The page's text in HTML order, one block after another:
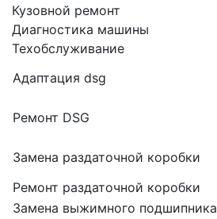
Кузовной ремонт
Диагностика машины
Техобслуживание
Адаптация dsg
Ремонт DSG
Замена раздаточной коробки
Ремонт раздаточной коробки
Замена выжимного подшипника